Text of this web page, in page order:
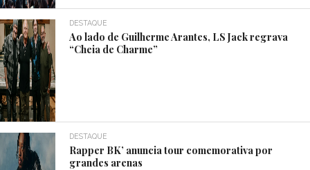
DESTAQUE
Ao lado de Guilherme Arantes, LS Jack regrava
“Cheia de Charme”
DESTAQUE
Rapper BK’ anuncia tour comemorativa por
grandes arenas